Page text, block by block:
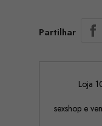
Partilhar
Loja
sexshop e